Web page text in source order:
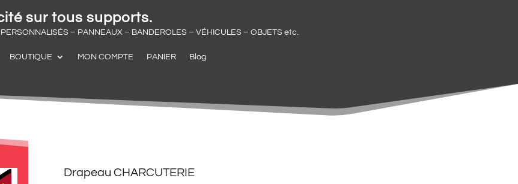
sur tous supports.
– PANNEAUX – BANDEROLES – VÉHICULES – OBJETS etc.
BOUTIQUE MON COMPTE PANIER Blog
Drapeau CHARCUTERIE